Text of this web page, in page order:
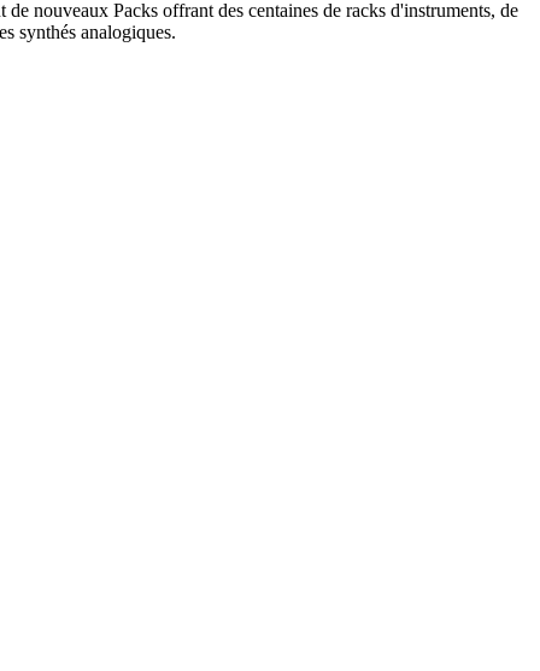
de nouveaux Packs offrant des centaines de racks d'instruments, de
synthés analogiques.